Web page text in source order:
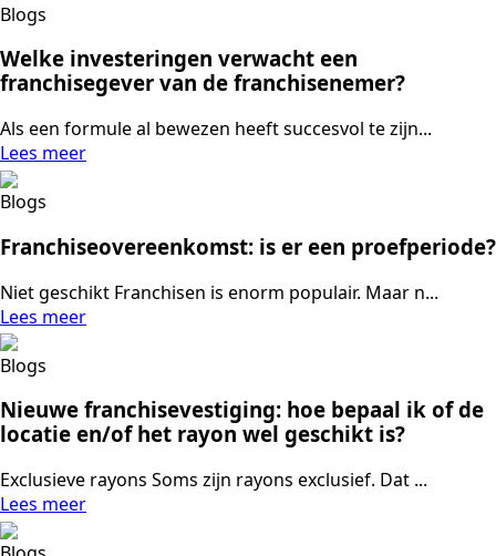
Blogs
Welke investeringen verwacht een
franchisegever van de franchisenemer?
Als een formule al bewezen heeft succesvol te zijn...
Lees meer
Blogs
Franchiseovereenkomst: is er een proefperiode?
Niet geschikt Franchisen is enorm populair. Maar n...
Lees meer
Blogs
Nieuwe franchisevestiging: hoe bepaal ik of de
locatie en/of het rayon wel geschikt is?
Exclusieve rayons Soms zijn rayons exclusief. Dat ...
Lees meer